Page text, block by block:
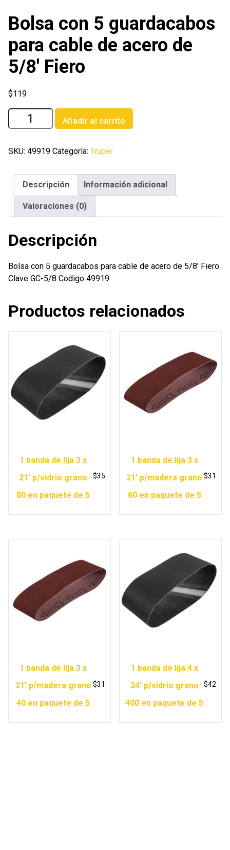
Bolsa con 5 guardacabos
para cable de acero de
5/8′ Fiero
$119
Bolsa
con
guardacabos
cable
acero
Fiero
cantidad
Añadir al carrito
SKU: 49919 Categoría: Truper
Descripción Información adicional
Valoraciones (0)
Descripción
Bolsa con 5 guardacabos para cable de acero de 5/8′ Fiero
Clave GC-5/8 Codigo 49919
Productos relacionados
1 banda de lija 3 x
21′ p/vidrio grano
80 en paquete de 5
$35
1 banda de lija 3 x
21′ p/madera grano
60 en paquete de 5
$31
1 banda de lija 3 x
21′ p/madera grano
40 en paquete de 5
$31
1 banda de lija 4 x
24′ p/vidrio grano
400 en paquete de 5
$42